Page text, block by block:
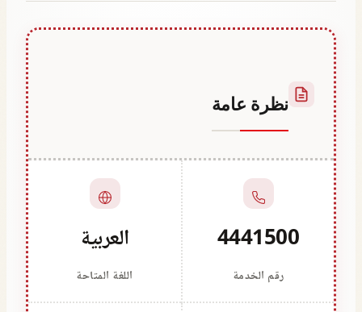
نظرة عامة
4441500
رقم الخدمة
العربية
اللغة المتاحة